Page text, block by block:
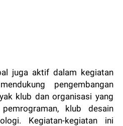
juga aktif dalam kegiatan
pengembangan
klub dan organisasi yang
klub desain
Kegiatan-kegiatan ini